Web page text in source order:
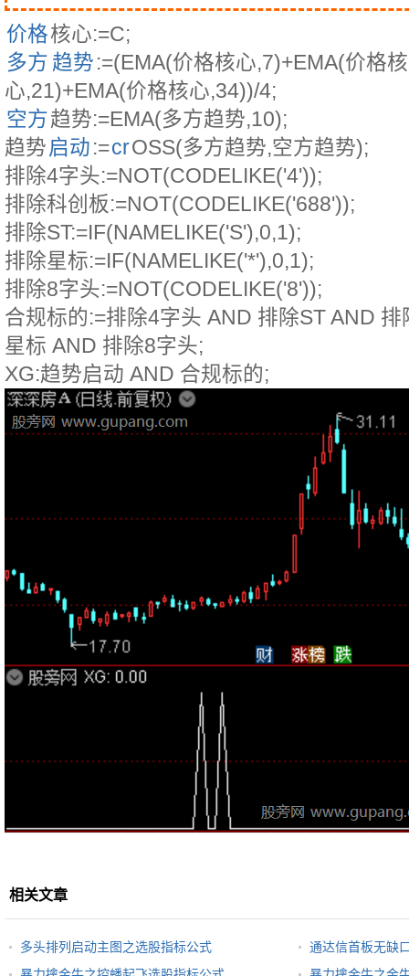
价格核心:=C;
多方 趋势:=(EMA(价格核心,7)+EMA(价格
心,21)+EMA(价格核心,34))/4;
空方趋势:=EMA(多方趋势,10);
趋势启动:=crOSS(多方趋势,空方趋势);
排除4字头:=NOT(CODELIKE('4'));
排除科创板:=NOT(CODELIKE('688'));
排除ST:=IF(NAMELIKE('S'),0,1);
排除星标:=IF(NAMELIKE('*'),0,1);
排除8字头:=NOT(CODELIKE('8'));
合规标的:=排除4字头 AND 排除ST AND
星标 AND 排除8字头;
XG:趋势启动 AND 合规标的;
相关文章
多头排列启动主图之选股指标公式
通达信首板无缺